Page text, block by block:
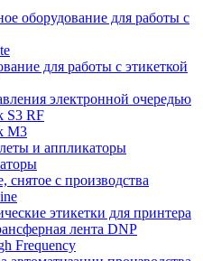
оборудование для работы с
для работы с этикеткой
электронной очередью
S3 RF
M3
и аппликаторы
снятое с производства
этикетки для принтера
лента DNP
Frequency